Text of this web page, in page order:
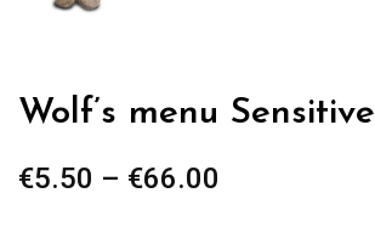
Wolf’s menu Sensitive
€5.50 – €66.00